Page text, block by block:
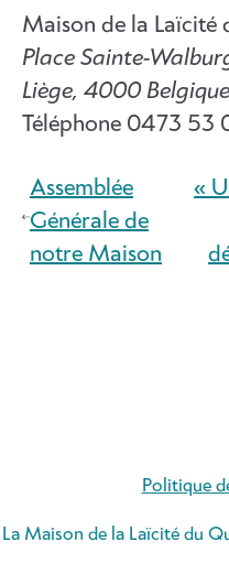
Maison de la Laïcité
Place Sainte-
Liège, 4000 Belgique
Téléphone 0473 53
Assemblée
Générale de
notre Maison
«
Politique
La Maison de la Laïcité du